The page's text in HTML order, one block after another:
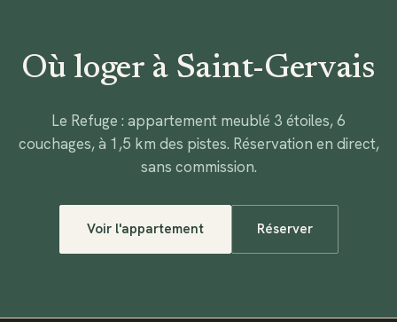
Où loger à Saint-Gervais
Le Refuge : appartement meublé 3 étoiles, 6
couchages, à 1,5 km des pistes. Réservation en direct,
sans commission.
Voir l'appartement Réserver